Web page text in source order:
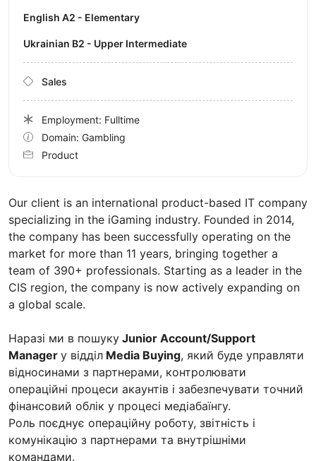
Our client is an international product-based IT company
specializing in the iGaming industry. Founded in 2014,
the company has been successfully operating on the
market for more than 11 years, bringing together a
team of 390+ professionals. Starting as a leader in the
CIS region, the company is now actively expanding on
a global scale.
Наразі ми в пошуку Junior Account/Support
Manager у відділ Media Buying, який буде управляти
відносинами з партнерами, контролювати
операційні процеси акаунтів і забезпечувати точний
фінансовий облік у процесі медіабаїнгу.
Роль поєднує операційну роботу, звітність і
комунікацію з партнерами та внутрішніми
командами.
English A2 - Elementary
Ukrainian B2 - Upper Intermediate
Sales
Employment: Fulltime
Domain: Gambling
Product